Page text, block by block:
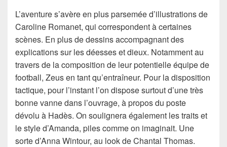
L’aventure s’avère en plus parsemée d’illustrations de
Caroline Romanet, qui correspondent à certaines
scènes. En plus de dessins accompagnant des
explications sur les déesses et dieux. Notamment au
travers de la composition de leur potentielle équipe de
football, Zeus en tant qu’entraîneur. Pour la disposition
tactique, pour l’instant l’on dispose surtout d’une très
bonne vanne dans l’ouvrage, à propos du poste
dévolu à Hadès. On soulignera également les traits et
le style d’Amanda, piles comme on imaginait. Une
sorte d’Anna Wintour, au look de Chantal Thomas.